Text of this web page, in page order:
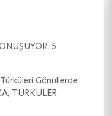
5
Gönüllerde
TÜRKÜLER